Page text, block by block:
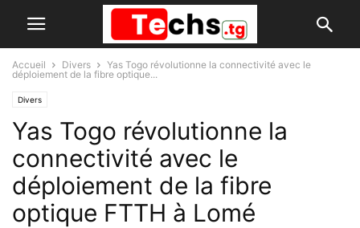
Accueil Divers
Yas Togo révolutionne la connectivité avec le
déploiement de la fibre optique...
Divers
Yas Togo révolutionne la
connectivité avec le
déploiement de la fibre
optique FTTH à Lomé